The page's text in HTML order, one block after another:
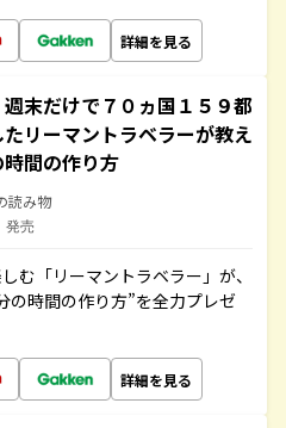
詳細を見る
末だけで７０ヵ国１５９都
リーマントラベラーが教え
間の作り方
読み物
発売
む「リーマントラベラー」が、
の時間の作り方”を全力プレゼ
詳細を見る